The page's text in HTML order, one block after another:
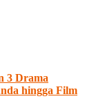
3 Drama
hingga Film